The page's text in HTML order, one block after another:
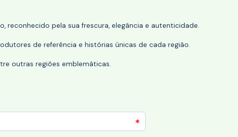
reconhecido pela sua frescura, elegância e autenticidade.
de referência e histórias únicas de cada região.
outras regiões emblemáticas.